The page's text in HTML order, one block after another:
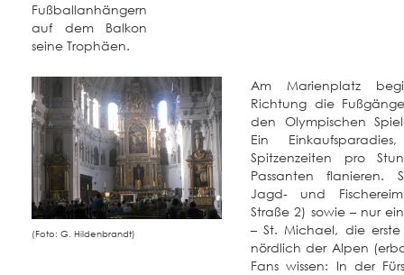
Fußballanhängern
auf dem Balkon
seine Trophäen.
(Foto: G. Hildenbrandt)
Am Marienplatz
Richtung die
den Olympischen
Ein
Spitzenzeiten pro
Passanten flanieren.
Jagd- und
Straße 2) sowie – nur
– St. Michael, die erste
nördlich der Alpen
Fans wissen: In der